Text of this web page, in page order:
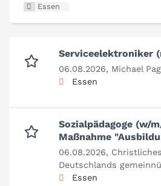
Essen
Serviceelektroniker
06.08.2026, Michael
Essen
Sozialpädagoge (w/
Maßnahme
06.08.2026,
Deutschlands
Essen